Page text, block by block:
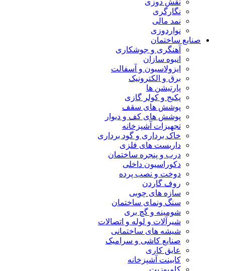
نقش دوزی
نگارگری
نمد مالی
نواردوزی
صنایع ساختمان
آهنگری و جوشکاری
انبوه سازان
ایزولاسیون و آسفالت
برق و الکترونیک
پارتیشن ها
پکیج و کولر گازی
پوشش های سقف
پوشش های کف و دیوار
تجهیزات آشپزخانه
خاک برداری و گود برداری
داربست های فلزی
درب و پنجره ساختمان
دکوراسیون داخلی
دوخت و نصب پرده
روف گاردن
سازه های چوبی
سنگ ونمای ساختمان
شومینه و گچ بری
شیرآلات و لوله و اتصالات
شیشه های ساختمانی
صنایع کاشی و سرامیک
عایق کاری
کابینت آشپزخانه